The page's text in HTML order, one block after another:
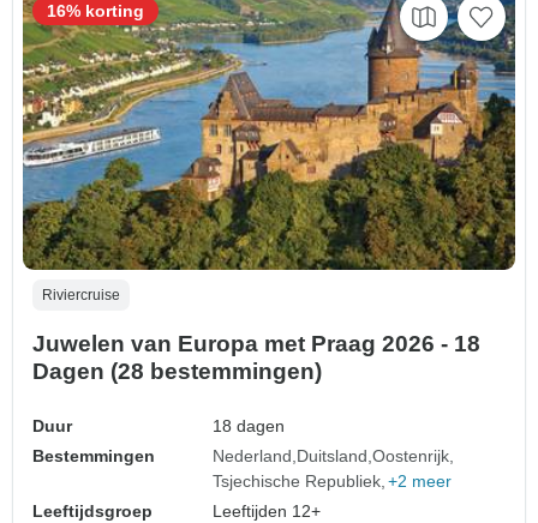
Riviercruise
Juwelen van Europa met Praag 2026 - 18
Dagen (28 bestemmingen)
Duur
18 dagen
Bestemmingen
Nederland Duitsland Oostenrijk
Tsjechische Republiek +2 meer
Leeftijdsgroep
Leeftijden 12+
16% korting